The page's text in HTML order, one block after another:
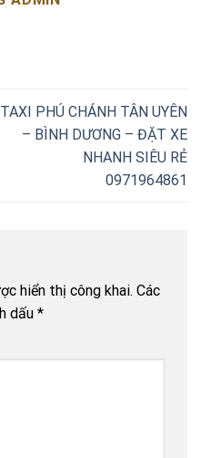
TAXI PHÚ CHÁNH TÂN UYÊN
– BÌNH DƯƠNG – ĐẶT XE
NHANH SIÊU RẺ
0971964861
hiển thị công khai. Các
dấu *